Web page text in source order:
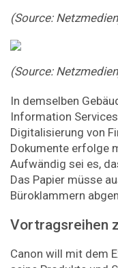
(Source:
(Source:
In demselben
Information
Digitalisierung von
Dokumente erfolge
Aufwändig sei es,
Das Papier müsse
Büroklammern
Vortragsreihen
Canon will mit dem